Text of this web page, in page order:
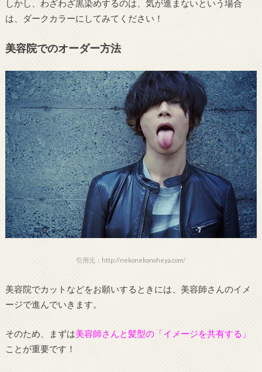
しかし、わざわざ黒染めするのは、気が進まないという場合
は、ダークカラーにしてみてください！
美容院でのオーダー方法
引用元：http://nekonekonoheya.com/
美容院でカットなどをお願いするときには、美容師さんのイメ
ージで進んでいきます。
そのため、まずは美容師さんと髪型の「イメージを共有する」
ことが重要です！